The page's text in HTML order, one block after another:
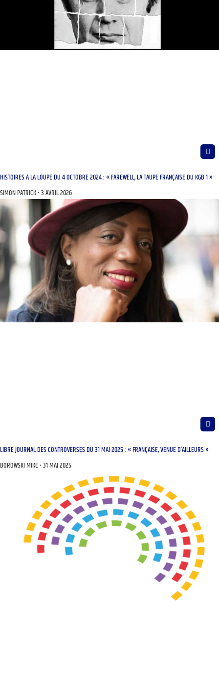
HISTOIRES À LA LOUPE DU 4 OCTOBRE 2024 : « FAREWELL, LA TAUPE FRANÇAISE DU KGB 1 »
SIMON PATRICK 3 AVRIL 2026
LIBRE JOURNAL DES CONTROVERSES DU 31 MAI 2025 : « FRANÇAISE, VENUE D’AILLEURS »
BOROWSKI MIKE 31 MAI 2025